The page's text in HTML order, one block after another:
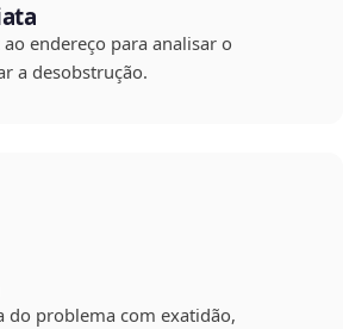
endereço para analisar o
a desobstrução.
do problema com exatidão,